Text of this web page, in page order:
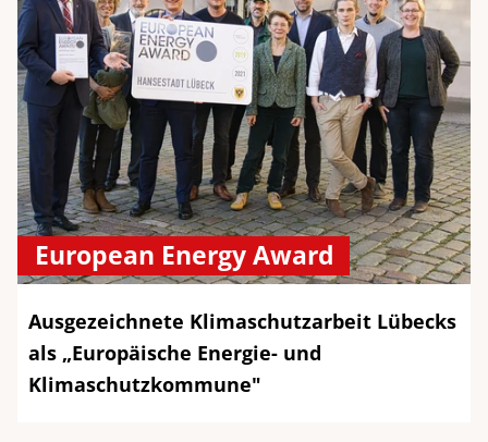
European Energy Award
Ausgezeichnete Klimaschutzarbeit Lübecks
als „Europäische Energie- und
Klimaschutzkommune"